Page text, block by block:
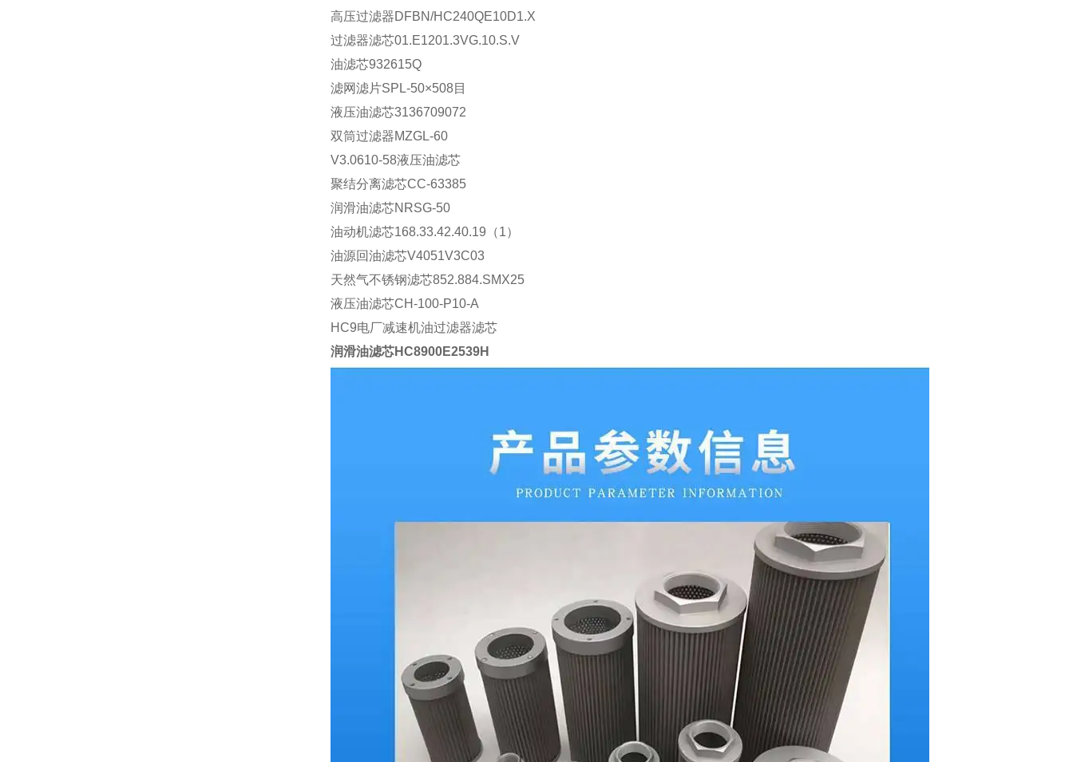
高压过滤器DFBN/HC240QE10D1.X
过滤器滤芯01.E1201.3VG.10.S.V
油滤芯932615Q
滤网滤片SPL-50×508目
液压油滤芯3136709072
双筒过滤器MZGL-60
V3.0610-58液压油滤芯
聚结分离滤芯CC-63385
润滑油滤芯NRSG-50
油动机滤芯168.33.42.40.19（1）
油源回油滤芯V4051V3C03
天然气不锈钢滤芯852.884.SMX25
液压油滤芯CH-100-P10-A
HC9电厂减速机油过滤器滤芯
润滑油滤芯HC8900E2539H